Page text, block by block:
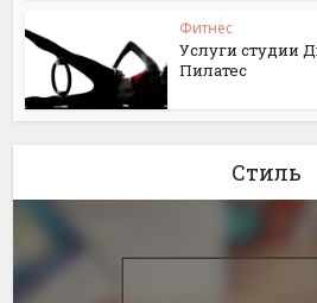
Фитнес
Услуги студии
Пилатес
Стиль